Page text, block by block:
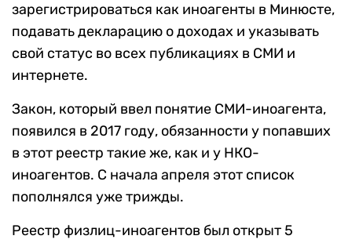
зарегистрироваться как иноагенты в Минюсте,
подавать декларацию о доходах и указывать
свой статус во всех публикациях в СМИ и
интернете.
Закон, который ввел понятие СМИ-иноагента,
появился в 2017 году, обязанности у попавших
в этот реестр такие же, как и у НКО-
иноагентов. С начала апреля этот список
пополнялся уже трижды.
Реестр физлиц-иноагентов был открыт 5